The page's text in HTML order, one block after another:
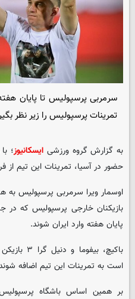
سرمربی پرسپولیس تا پایان
تمرینات پرسپولیس را زیر نظر
به گزارش گروه ورزشی ایسکانیوز؛
حضور در آسیا، تمرینات این تیم از
اوسمار ویرا سرمربی پرسپولیس به
بازیکنان خارجی پرسپولیس که در
پایان هفته وارد ایران شوند.
باکیچ،
است به تمرینات این تیم اضافه
بر همین اساس باشگاه